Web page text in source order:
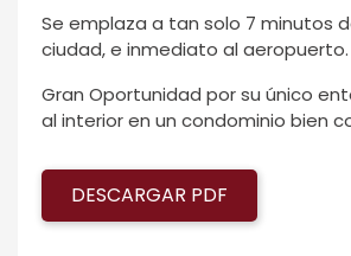
Se emplaza a tan solo 7 minutos
ciudad, e inmediato al aeropuerto.
Gran Oportunidad por su único
al interior en un condominio bien
DESCARGAR PDF